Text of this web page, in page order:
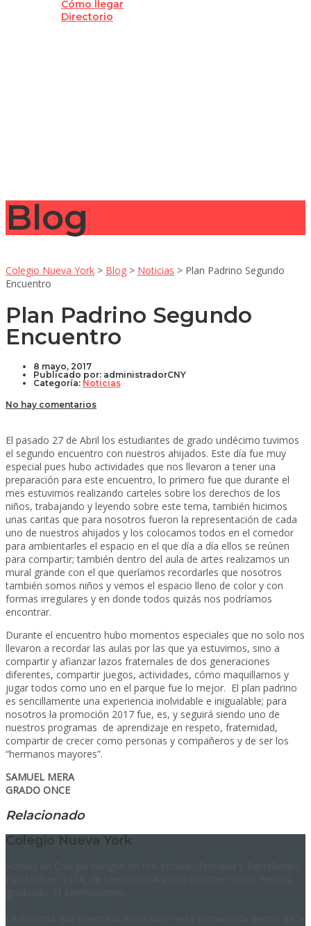
Cómo llegar
Directorio
Blog
Colegio Nueva York > Blog > Noticias > Plan Padrino Segundo
Encuentro
Plan Padrino Segundo
Encuentro
8 mayo, 2017
Publicado por: administradorCNY
Categoría: Noticias
No hay comentarios
El pasado 27 de Abril los estudiantes de grado undécimo tuvimos
el segundo encuentro con nuestros ahijados. Este día fue muy
especial pues hubo actividades que nos llevaron a tener una
preparación para este encuentro, lo primero fue que durante el
mes estuvimos realizando carteles sobre los derechos de los
niños, trabajando y leyendo sobre este tema, también hicimos
unas caritas que para nosotros fueron la representación de cada
uno de nuestros ahijados y los colocamos todos en el comedor
para ambientarles el espacio en el que día a día ellos se reúnen
para compartir; también dentro del aula de artes realizamos un
mural grande con el que queríamos recordarles que nosotros
también somos niños y vemos el espacio lleno de color y con
formas irregulares y en donde todos quizás nos podríamos
encontrar.
Durante el encuentro hubo momentos especiales que no solo nos
llevaron a recordar las aulas por las que ya estuvimos, sino a
compartir y afianzar lazos fraternales de dos generaciones
diferentes, compartir juegos, actividades, cómo maquillarnos y
jugar todos como uno en el parque fue lo mejor. El plan padrino
es sencillamente una experiencia inolvidable e inigualable; para
nosotros la promoción 2017 fue, es, y seguirá siendo uno de
nuestros programas de aprendizaje en respeto, fraternidad,
compartir de crecer como personas y compañeros y de ser los
“hermanos mayores”.
SAMUEL MERA
GRADO ONCE
Relacionado
Colegio Nueva York